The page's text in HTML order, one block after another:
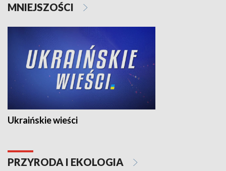
MNIEJSZOŚCI
Ukraińskie wieści
PRZYRODA I EKOLOGIA